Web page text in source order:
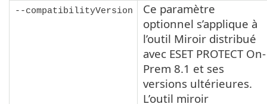
--compatibilityVersion
Ce paramètre
optionnel s’applique à
l’outil Miroir distribué
avec ESET PROTECT On-
Prem 8.1 et ses
versions ultérieures.
L’outil miroir